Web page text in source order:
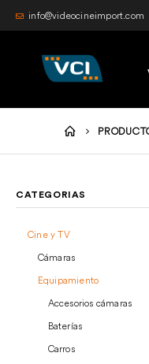
info@videocineimport.com
CATEGORIAS
Cine y TV
Cámaras
Equipamiento
Accesorios cámaras
Baterías
Carros